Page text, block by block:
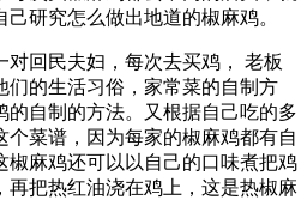
研究怎么做出地道的椒麻鸡。
回民夫妇，每次去买鸡， 老板
们的生活习俗，家常菜的自制方
的自制的方法。又根据自己吃的多
菜谱，因为每家的椒麻鸡都有自
椒麻鸡还可以以自己的口味煮把鸡
再把热红油浇在鸡上，这是热椒麻